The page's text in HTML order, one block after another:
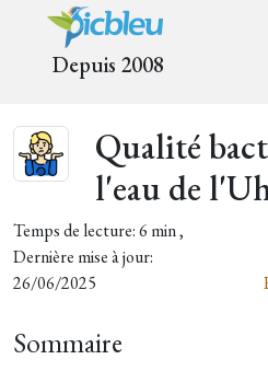
Depuis 2008
Qualité
l'eau de
Temps de lecture: 6 min ,
Dernière mise à jour:
26/06/2025
Sommaire